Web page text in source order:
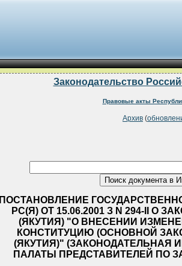
Законодательство
Правовые акты
Архив (
ПОСТАНОВЛЕНИЕ
РС(Я) ОТ 15.06.2001 З N 294-II О
(ЯКУТИЯ) "О ВНЕСЕНИИ
КОНСТИТУЦИЮ (ОСНОВНОЙ
(ЯКУТИЯ)" (ЗАКОНОДАТЕЛЬНАЯ
ПАЛАТЫ ПРЕДСТАВИТЕЛЕЙ ПО